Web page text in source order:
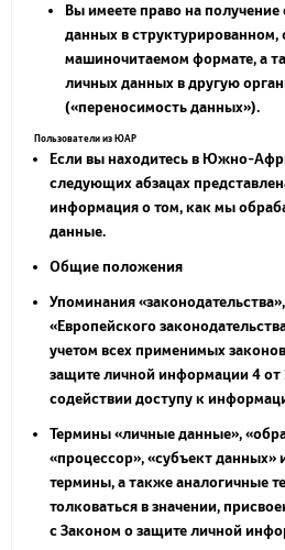
Вы имеете право на
данных в
машиночитаемом формате, а
личных данных в другую
(«переносимость данных»).
Пользователи из ЮАР
Если вы находитесь в Южно-
следующих абзацах
информация о том, как мы
данные.
Общие положения
Упоминания
«Европейского
учетом всех применимых
защите личной информации 4 от
содействии доступу к
Термины «личные данные»,
«процессор», «субъект данных»
термины, а также аналогичные
толковаться в значении,
с Законом о защите личной